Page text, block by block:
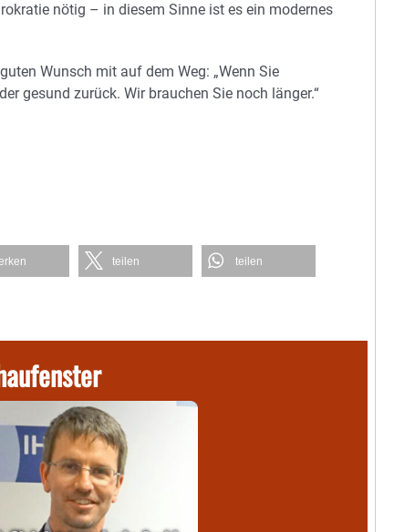
nötig – in diesem Sinne ist es ein modernes
Wunsch mit auf dem Weg: „Wenn Sie
gesund zurück. Wir brauchen Sie noch länger.“
teilen teilen